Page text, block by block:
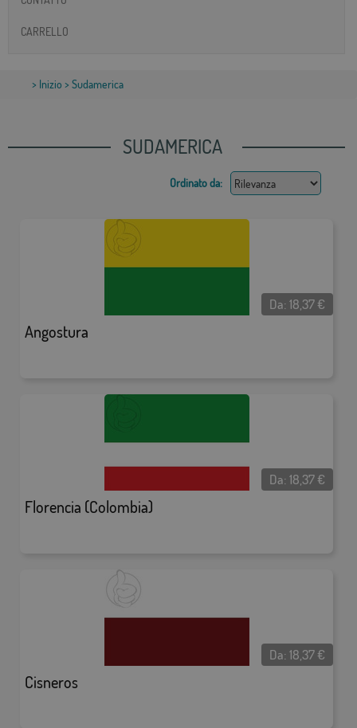
CARRELLO
> Inizio > Sudamerica
SUDAMERICA
Ordinato da:
Angostura
Da:18,37€
Florencia (Colombia)
Da:18,37€
Cisneros
Da:18,37€